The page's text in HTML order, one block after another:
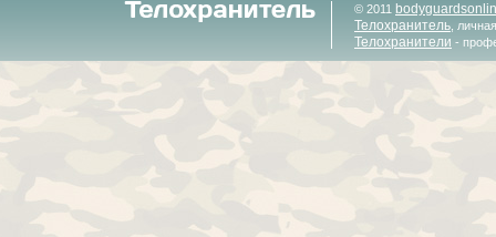
© 2011
Телохранитель,
Телохранители -